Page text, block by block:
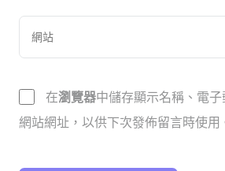
在瀏覽器中儲存顯示名稱、電
網站網址，以供下次發佈留言時使用